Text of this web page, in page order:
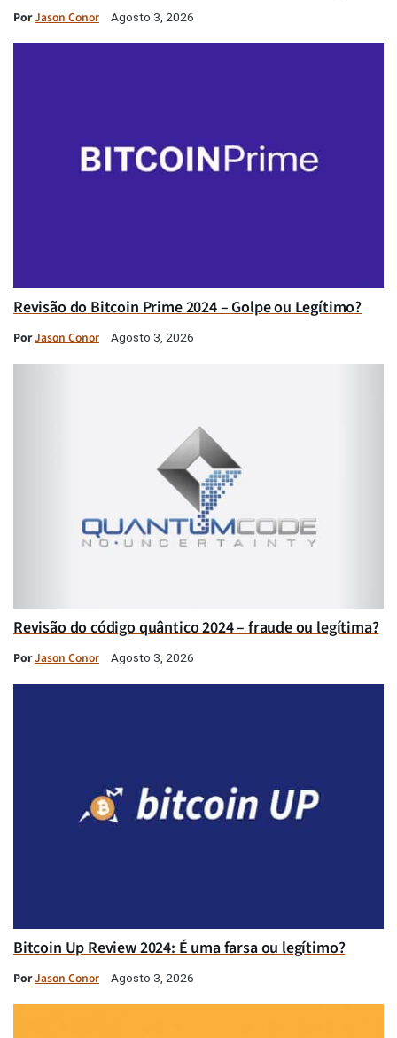
PorJason Conor Agosto 3, 2026
Revisão do Bitcoin Prime 2024 – Golpe ou Legítimo?
PorJason Conor Agosto 3, 2026
Revisão do código quântico 2024 – fraude ou legítima?
PorJason Conor Agosto 3, 2026
Bitcoin Up Review 2024: É uma farsa ou legítimo?
PorJason Conor Agosto 3, 2026